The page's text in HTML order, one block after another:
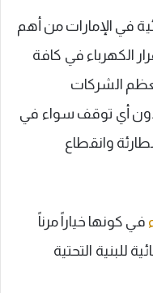
في الإمارات من أهم
الكهرباء في كافة
الشركات
أي توقف سواء في
وانقطاع
في كونها خياراً مرناً
للبنية التحتية